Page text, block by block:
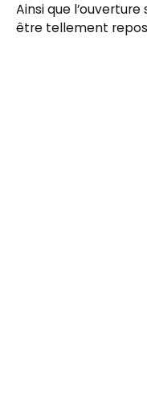
Ainsi que
être tellement